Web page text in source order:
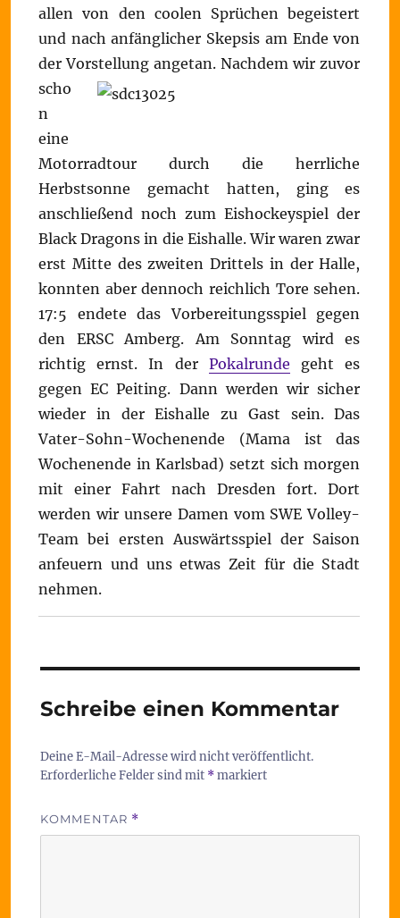
allen von den coolen Sprüchen begeistert
und nach anfänglicher Skepsis am Ende von
der Vorstellung angetan.Nachdem wir zuvor
scho
n
eine
Motorradtour durch die herrliche
Herbstsonne gemacht hatten, ging es
anschließend noch zum Eishockeyspiel der
Black Dragons in die Eishalle. Wir waren zwar
erst Mitte des zweiten Drittels in der Halle,
konnten aber dennoch reichlich Tore sehen.
17:5 endete das Vorbereitungsspiel gegen
den ERSC Amberg. Am Sonntag wird es
richtig ernst. In der Pokalrunde geht es
gegen EC Peiting. Dann werden wir sicher
wieder in der Eishalle zu Gast sein. Das
Vater-Sohn-Wochenende (Mama ist das
Wochenende in Karlsbad) setzt sich morgen
mit einer Fahrt nach Dresden fort. Dort
werden wir unsere Damen vom SWE Volley-
Team bei ersten Auswärtsspiel der Saison
anfeuern und uns etwas Zeit für die Stadt
nehmen.
Schreibe einen Kommentar
Deine E-Mail-Adresse wird nicht veröffentlicht.
Erforderliche Felder sind mit *markiert
KOMMENTAR *